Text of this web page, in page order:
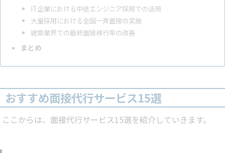
IT企業における中途エンジニア採用での活用
大量採用における全国一斉面接の実施
建築業界での最終面接移行率の改善
まとめ
おすすめ面接代行サービス15選
ここからは、面接代行サービス15選を紹介していきます。